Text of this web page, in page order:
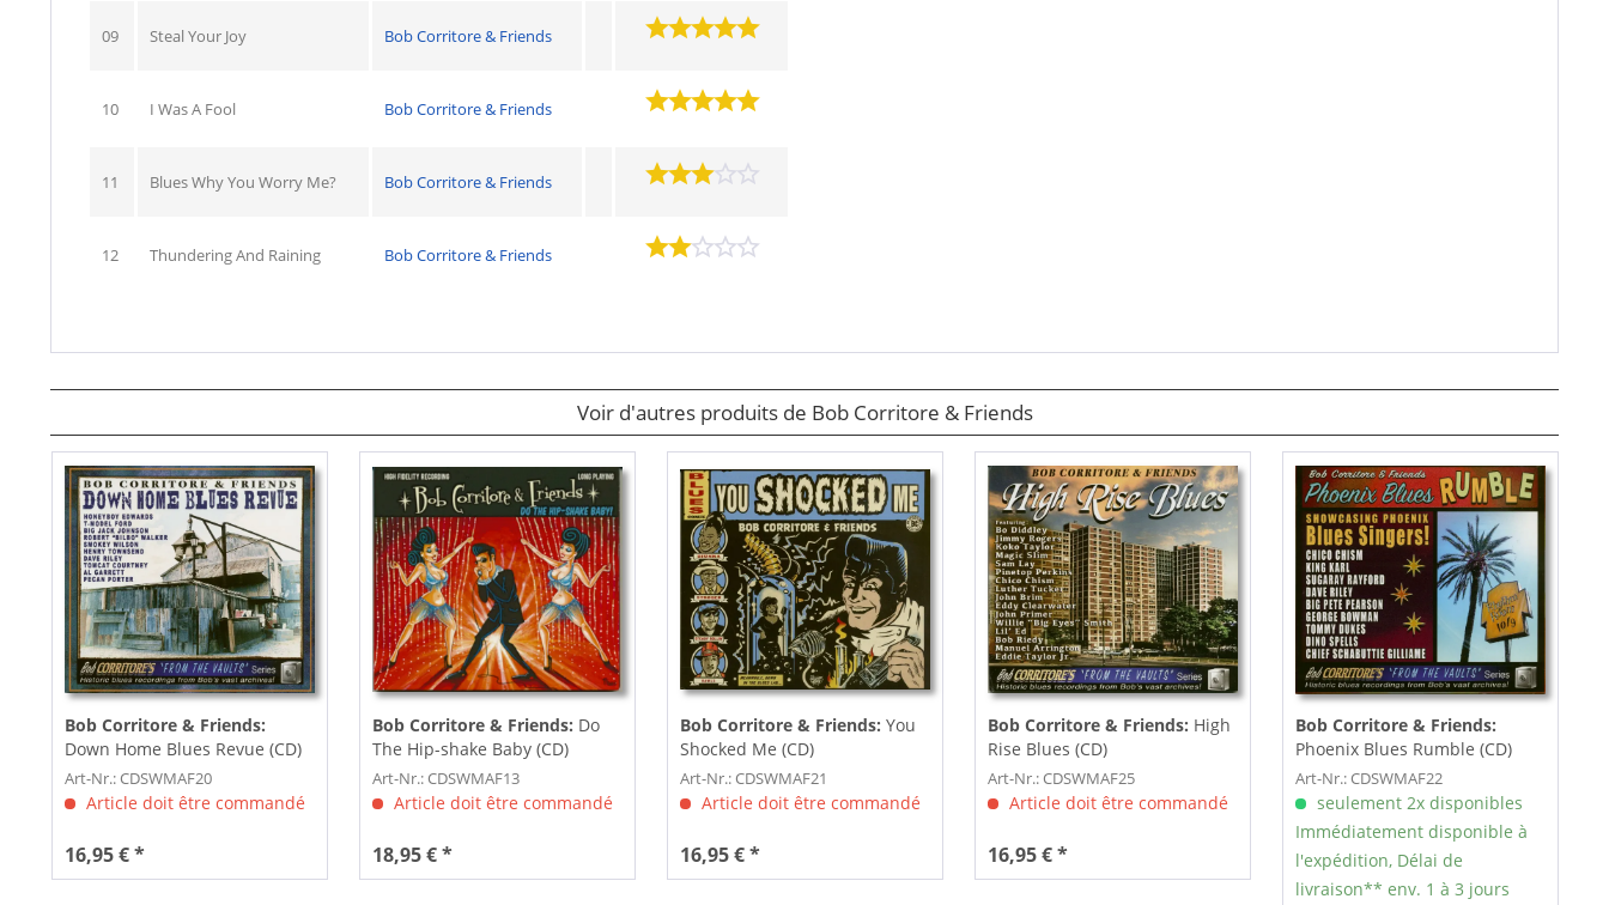
09 Steal Your Joy Bob Corritore & Friends
10 I Was A Fool Bob Corritore & Friends
11 Blues Why You Worry Me? Bob Corritore & Friends
12 Thundering And Raining Bob Corritore & Friends
Voir d'autres produits de Bob Corritore & Friends
Bob Corritore & Friends:
Down Home Blues Revue (CD)
Art-Nr.: CDSWMAF20
Article doit être commandé
16,95 € *
Bob Corritore & Friends: Do
The Hip-shake Baby (CD)
Art-Nr.: CDSWMAF13
Article doit être commandé
18,95 € *
Bob Corritore & Friends: You
Shocked Me (CD)
Art-Nr.: CDSWMAF21
Article doit être commandé
16,95 € *
Bob Corritore & Friends: High
Rise Blues (CD)
Art-Nr.: CDSWMAF25
Article doit être commandé
16,95 € *
Bob Corritore & Friends:
Phoenix Blues Rumble (CD)
Art-Nr.: CDSWMAF22
seulement 2x disponibles
Immédiatement disponible à
l'expédition, Délai de
livraison** env. 1 à 3 jours